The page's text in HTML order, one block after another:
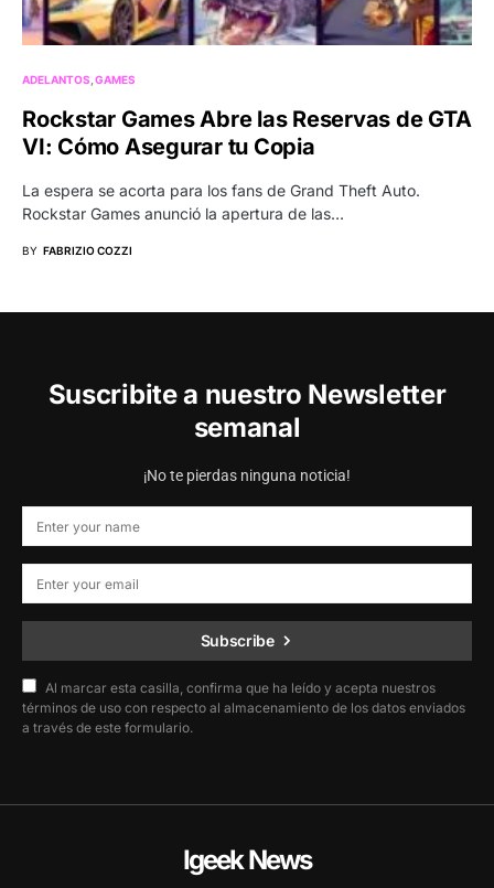
ADELANTOS GAMES
Rockstar Games Abre las Reservas de GTA
VI: Cómo Asegurar tu Copia
La espera se acorta para los fans de Grand Theft Auto.
Rockstar Games anunció la apertura de las…
BY FABRIZIO COZZI
Suscribite a nuestro Newsletter
semanal
¡No te pierdas ninguna noticia!
Subscribe
Al marcar esta casilla, confirma que ha leído y acepta nuestros
términos de uso con respecto al almacenamiento de los datos enviados
a través de este formulario.
Igeek News